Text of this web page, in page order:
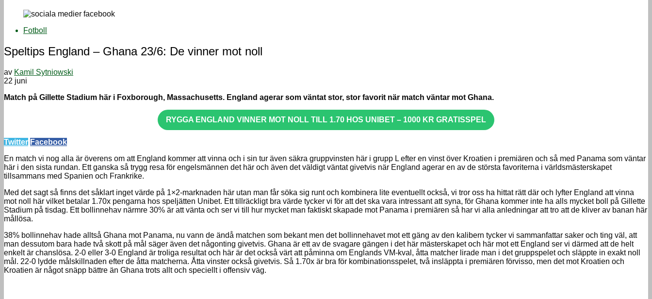
Fotboll
Speltips England – Ghana 23/6: De vinner mot noll
av Kamil Sytniowski
22 juni
Match på Gillette Stadium här i Foxborough, Massachusetts. England agerar som väntat stor, stor favorit när match väntar mot Ghana.
RYGGA ENGLAND VINNER MOT NOLL TILL 1.70 HOS UNIBET – 1000 KR GRATISSPEL
Twitter Facebook
En match vi nog alla är överens om att England kommer att vinna och i sin tur även säkra gruppvinsten här i grupp L efter en vinst över Kroatien i premiären och så med Panama som väntar
här i den sista rundan. Ett ganska så trygg resa för engelsmännen det här och även det väldigt väntat givetvis när England agerar en av de största favoriterna i världsmästerskapet
tillsammans med Spanien och Frankrike.
Med det sagt så finns det såklart inget värde på 1×2-marknaden här utan man får söka sig runt och kombinera lite eventuellt också, vi tror oss ha hittat rätt där och lyfter England att vinna
mot noll här vilket betalar 1.70x pengarna hos speljätten Unibet. Ett tillräckligt bra värde tycker vi för att det ska vara intressant att syna, för Ghana kommer inte ha alls mycket boll på Gillette
Stadium på tisdag. Ett bollinnehav närmre 30% är att vänta och ser vi till hur mycket man faktiskt skapade mot Panama i premiären så har vi alla anledningar att tro att de kliver av banan här
mållösa.
38% bollinnehav hade alltså Ghana mot Panama, nu vann de ändå matchen som bekant men det bollinnehavet mot ett gäng av den kalibern tycker vi sammanfattar saker och ting väl, att
man dessutom bara hade två skott på mål säger även det någonting givetvis. Ghana är ett av de svagare gängen i det här mästerskapet och här mot ett England ser vi därmed att de helt
enkelt är chanslösa. 2-0 eller 3-0 England är troliga resultat och här är det också värt att påminna om Englands VM-kval, åtta matcher lirade man i det gruppspelet och släppte in exakt noll
mål. 22-0 lydde målskillnaden efter de åtta matcherna. Åtta vinster också givetvis. Så 1.70x är bra för kombinationsspelet, två insläppta i premiären förvisso, men det mot Kroatien och
Kroatien är något snäpp bättre än Ghana trots allt och speciellt i offensiv väg.